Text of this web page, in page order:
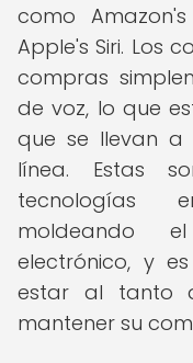
como
Apple's Siri. Los
compras
de voz, lo que
que se llevan a
línea. Estas
tecnologías
moldeando
electrónico, y
estar al tanto
mantener su